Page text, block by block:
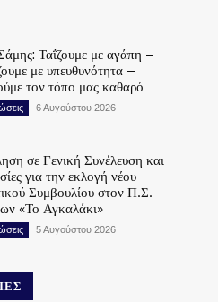
Ταΐζουμε με αγάπη –
με υπευθυνότητα –
τον τόπο μας καθαρό
6 Αυγούστου 2026
σε Γενική Συνέλευση και
για την εκλογή νέου
Συμβουλίου στον Π.Σ.
«Το Αγκαλάκι»
5 Αυγούστου 2026